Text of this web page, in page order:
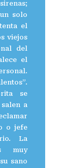
solo
el
viejos
del
el
se
a
o jefe
La
muy
sano